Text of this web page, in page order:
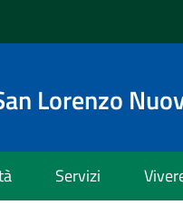
Lorenzo
Servizi